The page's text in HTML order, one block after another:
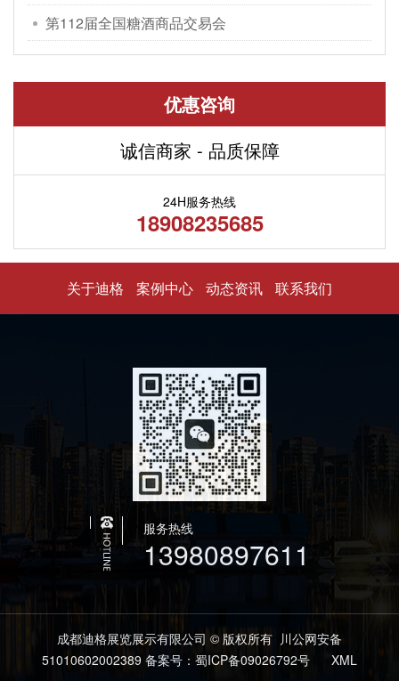
第112届全国糖酒商品交易会
优惠咨询
诚信商家 - 品质保障
24H服务热线
18908235685
关于迪格 案例中心 动态资讯 联系我们
服务热线
13980897611
成都迪格展览展示有限公司 © 版权所有 川公网安备
51010602002389 备案号：蜀ICP备09026792号 XML